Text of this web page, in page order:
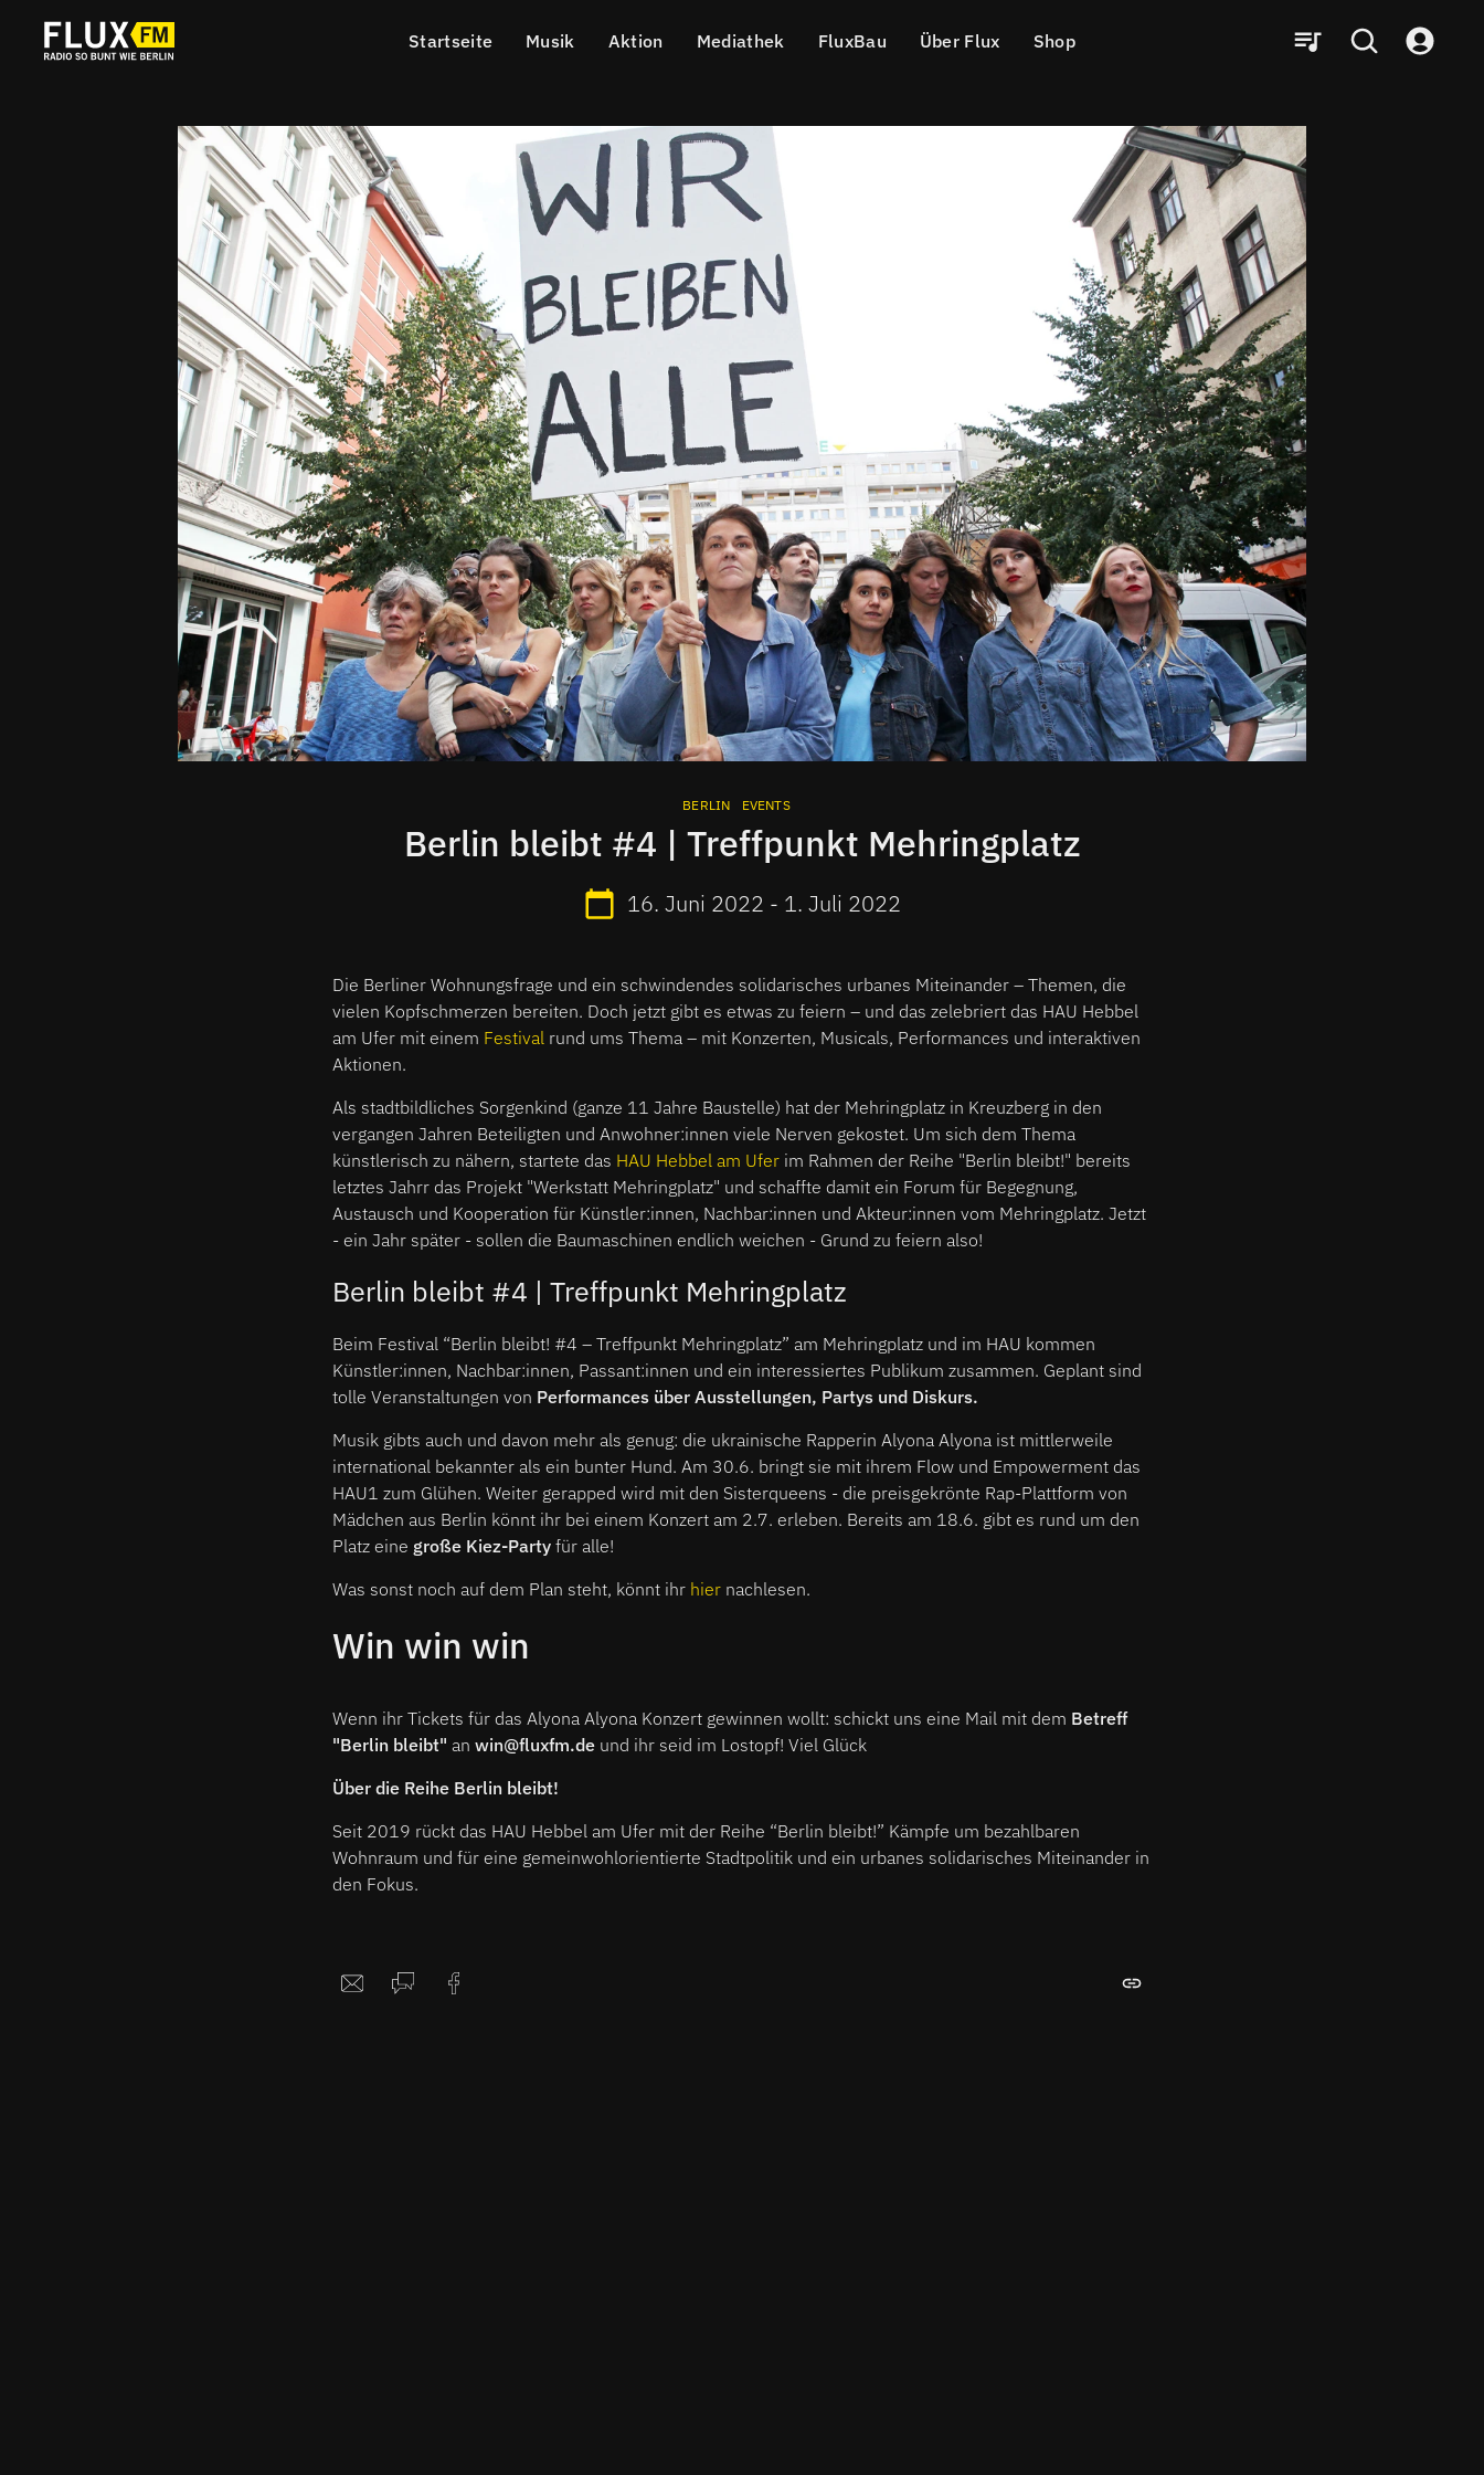
Startseite Musik Aktion Mediathek FluxBau Über Flux Shop
BERLIN EVENTS
Berlin bleibt #4 | Treffpunkt Mehringplatz
16. Juni 2022 - 1. Juli 2022
Die Berliner Wohnungsfrage und ein schwindendes solidarisches urbanes Miteinander – Themen, die
vielen Kopfschmerzen bereiten. Doch jetzt gibt es etwas zu feiern – und das zelebriert das HAU Hebbel
am Ufer mit einem Festival rund ums Thema – mit Konzerten, Musicals, Performances und interaktiven
Aktionen.
Als stadtbildliches Sorgenkind (ganze 11 Jahre Baustelle) hat der Mehringplatz in Kreuzberg in den
vergangen Jahren Beteiligten und Anwohner:innen viele Nerven gekostet. Um sich dem Thema
künstlerisch zu nähern, startete das HAU Hebbel am Ufer im Rahmen der Reihe "Berlin bleibt!" bereits
letztes Jahrr das Projekt "Werkstatt Mehringplatz" und schaffte damit ein Forum für Begegnung,
Austausch und Kooperation für Künstler:innen, Nachbar:innen und Akteur:innen vom Mehringplatz. Jetzt
- ein Jahr später - sollen die Baumaschinen endlich weichen - Grund zu feiern also!
Berlin bleibt #4 | Treffpunkt Mehringplatz
Beim Festival “Berlin bleibt! #4 – Treffpunkt Mehringplatz” am Mehringplatz und im HAU kommen
Künstler:innen, Nachbar:innen, Pas­san­t:in­­­nen und ein interessiertes Publikum zusammen. Geplant sind
tolle Veranstaltungen von Performances über Ausstellungen, Partys und Diskurs.
Musik gibts auch und davon mehr als genug: die ukrainische Rapperin Alyona Alyona ist mittlerweile
international bekannter als ein bunter Hund. Am 30.6. bringt sie mit ihrem Flow und Empowerment das
HAU1 zum Glühen. Weiter gerapped wird mit den Sisterqueens - die preisgekrönte Rap-Plattform von
Mädchen aus Berlin könnt ihr bei einem Konzert am 2.7. erleben. Bereits am 18.6. gibt es rund um den
Platz eine große Kiez-Party für alle!
Was sonst noch auf dem Plan steht, könnt ihr hier nachlesen.
Win win win
Wenn ihr Tickets für das Alyona Alyona Konzert gewinnen wollt: schickt uns eine Mail mit dem Betreff
"Berlin bleibt" an win@fluxfm.de und ihr seid im Lostopf! Viel Glück
Über die Reihe Berlin bleibt!
Seit 2019 rückt das HAU Hebbel am Ufer mit der Reihe “Berlin bleibt!” Kämpfe um bezahlbaren
Wohnraum und für eine gemeinwohlorientierte Stadtpolitik und ein urbanes solidarisches Miteinander in
den Fokus.